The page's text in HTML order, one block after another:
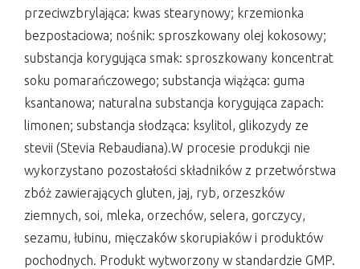
przeciwzbrylająca: kwas stearynowy; krzemionka
bezpostaciowa; nośnik: sproszkowany olej kokosowy;
substancja korygująca smak: sproszkowany koncentrat
soku pomarańczowego; substancja wiążąca: guma
ksantanowa; naturalna substancja korygująca zapach:
limonen; substancja słodząca: ksylitol, glikozydy ze
stevii (Stevia Rebaudiana).W procesie produkcji nie
wykorzystano pozostałości składników z przetwórstwa
zbóż zawierających gluten, jaj, ryb, orzeszków
ziemnych, soi, mleka, orzechów, selera, gorczycy,
sezamu, łubinu, mięczaków skorupiaków i produktów
pochodnych. Produkt wytworzony w standardzie GMP.